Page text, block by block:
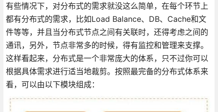
有些情况下，对分布式的需求就没这么简单，在每个环节上
都有分布式的需求，比如Load Balance、DB、Cache和文
件等等，并且当分布式节点之间有关联时，还得考虑之间的
通讯，另外，节点非常多的时候，得有监控和管理来支撑。
这样看起来，分布式是一个非常庞大的体系，只不过你可以
根据具体需求进行适当地裁剪。按照最完备的分布式体系来
看，可以由以下模块组成：